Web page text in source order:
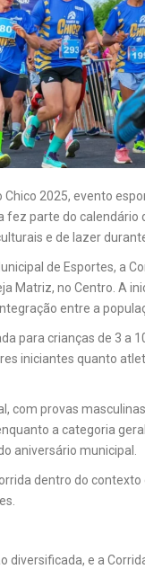
2025, evento
parte do calendário
e de lazer
de Esportes, a
Matriz, no Centro. A
entre a
para crianças de 3 a
iniciantes quanto
com provas
a categoria
aniversário municipal.
dentro do
diversificada, e a